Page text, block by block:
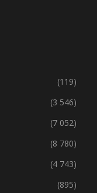
(119)
(3 546)
(7 052)
(8 780)
(4 743)
(895)